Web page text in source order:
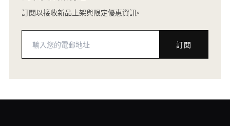
訂閱以接收新品上架與限定優惠資訊。
訂閱